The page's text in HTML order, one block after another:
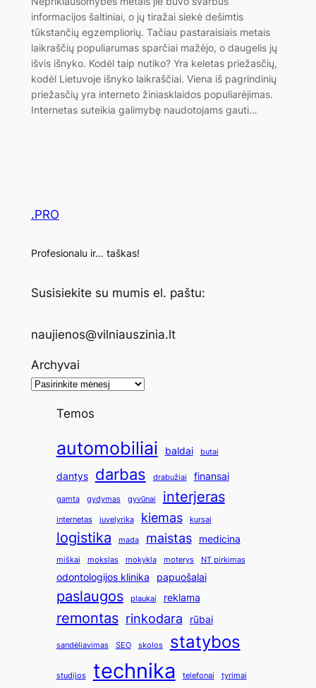
informacijos šaltiniai, o jų tiražai siekė dešimtis
tūkstančių egzempliorių. Tačiau pastaraisiais metais
laikraščių populiarumas sparčiai mažėjo, o daugelis jų
išvis išnyko. Kodėl taip nutiko? Yra keletas priežasčių,
kodėl Lietuvoje išnyko laikraščiai. Viena iš pagrindinių
priežasčių yra interneto žiniasklaidos populiarėjimas.
Internetas suteikia galimybę naudotojams gauti…
.PRO
Profesionalu ir… taškas!
Susisiekite su mumis el. paštu:
naujienos@vilniauszinia.lt
Archyvai
Temos
automobiliai baldai butai
dantys darbas drabužiai finansai
gamta gydymas gyvūnai interjeras
internetas juvelyrika kiemas kursai
logistika mada maistas medicina
miškai mokslas mokykla moterys NT pirkimas
odontologijos klinika papuošalai
paslaugos plaukai reklama
remontas rinkodara rūbai
sandėliavimas SEO skolos statybos
studijos technika telefonai tyrimai